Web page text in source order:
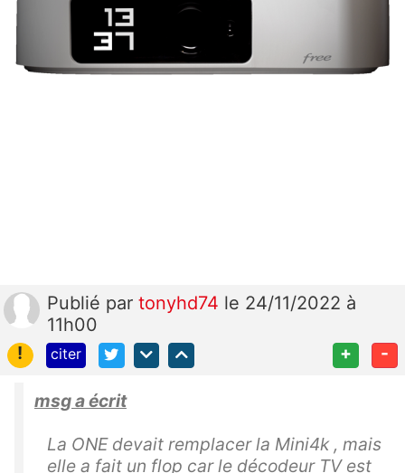
Publié par tonyhd74 le 24/11/2022 à
11h00
!
citer + -
msg a écrit
La ONE devait remplacer la Mini4k , mais
elle a fait un flop car le décodeur TV est